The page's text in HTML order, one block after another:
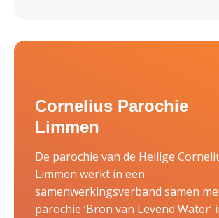
Cornelius Parochie
Limmen
De parochie van de Heilige
Limmen werkt in een
samenwerkingsverband samen
parochie ‘Bron van Levend Water’